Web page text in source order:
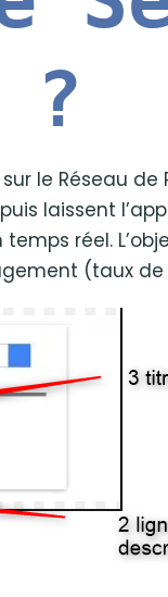
?
le Réseau
laissent
réel.
(taux de